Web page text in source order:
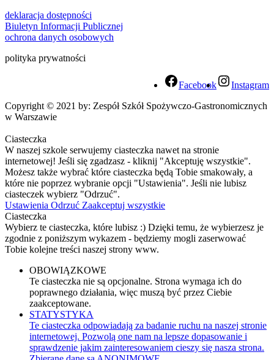
deklaracja dostępności
Biuletyn Informacji Publicznej
ochrona danych osobowych
polityka prywatności
Facebook
Instagram
Copyright © 2021 by: Zespół Szkół Spożywczo-Gastronomicznych
w Warszawie
Ciasteczka
W naszej szkole serwujemy ciasteczka nawet na stronie
internetowej! Jeśli się zgadzasz - kliknij "Akceptuję wszystkie".
Możesz także wybrać które ciasteczka będą Tobie smakowały, a
które nie poprzez wybranie opcji "Ustawienia". Jeśli nie lubisz
ciasteczek wybierz "Odrzuć".
Ustawienia Odrzuć Zaakceptuj wszystkie
Ciasteczka
Wybierz te ciasteczka, które lubisz :) Dzięki temu, że wybierzesz je
zgodnie z poniższym wykazem - będziemy mogli zaserwować
Tobie kolejne treści naszej strony www.
OBOWIĄZKOWE
Te ciasteczka nie są opcjonalne. Strona wymaga ich do
poprawnego działania, więc muszą być przez Ciebie
zaakceptowane.
STATYSTYKA
Te ciasteczka odpowiadają za badanie ruchu na naszej stronie
internetowej. Pozwolą one nam na lepsze dopasowanie i
sprawdzenie jakim zainteresowaniem cieszy się nasza strona.